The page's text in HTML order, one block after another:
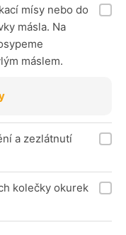
mísy nebo do
másla. Na
máslem.
a zezlátnutí
kolečky okurek